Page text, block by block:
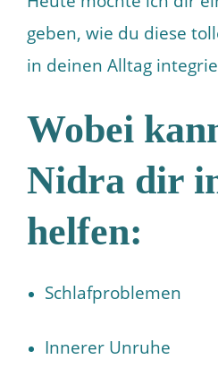
geben, wie du diese
in deinen Alltag
Wobei
Nidra dir
helfen:
Schlafproblemen
Innerer Unruhe